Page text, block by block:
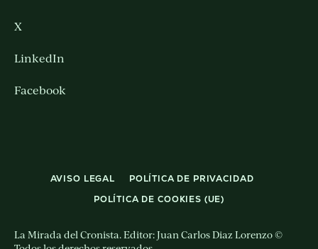
X
LinkedIn
Facebook
AVISO LEGAL
POLÍTICA DE PRIVACIDAD
POLÍTICA DE COOKIES (UE)
La Mirada del Cronista. Editor: Juan Carlos Diaz Lorenzo ©